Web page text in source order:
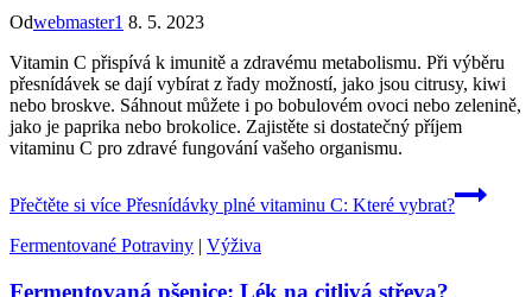
Odwebmaster1 8. 5. 2023
Vitamin C přispívá k imunitě a zdravému metabolismu. Při výběru
přesnídávek se dají vybírat z řady možností, jako jsou citrusy, kiwi
nebo broskve. Sáhnout můžete i po bobulovém ovoci nebo zelenině,
jako je paprika nebo brokolice. Zajistěte si dostatečný příjem
vitaminu C pro zdravé fungování vašeho organismu.
Přečtěte si více Přesnídávky plné vitaminu C: Které vybrat?
Fermentované Potraviny | Výživa
Fermentovaná pšenice: Lék na citlivá střeva?